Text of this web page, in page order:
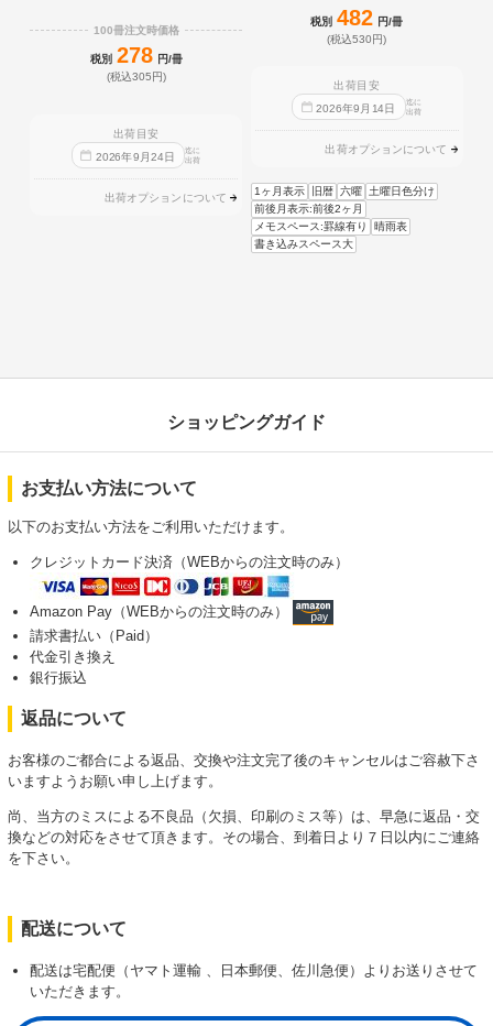
100冊注文時価格
税別 278 円/冊
(税込305円)
出荷目安
2026年9 月24日
迄に
出荷
出荷オプションについて
税別 482 円/冊
(税込530円)
出荷目安
2026年9 月 14日
迄に
出荷
出荷オプションについて
1ヶ月表示 旧暦 六曜
土曜日色分け
前後月表示:前後2ヶ月
メモスペース:罫線有り
晴雨表
書き込みスペース大
ショッピングガイド
お支払い方法について
以下のお支払い方法をご利用いただけます。
クレジットカード決済（WEBからの注文時のみ）
Amazon Pay（WEBからの注文時のみ）
請求書払い（Paid）
代金引き換え
銀行振込
返品について
お客様のご都合による返品、交換や注文完了後のキャンセルはご容赦下さ
いますようお願い申し上げます。
尚、当方のミスによる不良品（欠損、印刷のミス等）は、早急に返品・交
換などの対応をさせて頂きます。その場合、到着日より７日以内にご連絡
を下さい。
配送について
配送は宅配便（ヤマト運輸 、日本郵便、佐川急便）よりお送りさせて
いただきます。